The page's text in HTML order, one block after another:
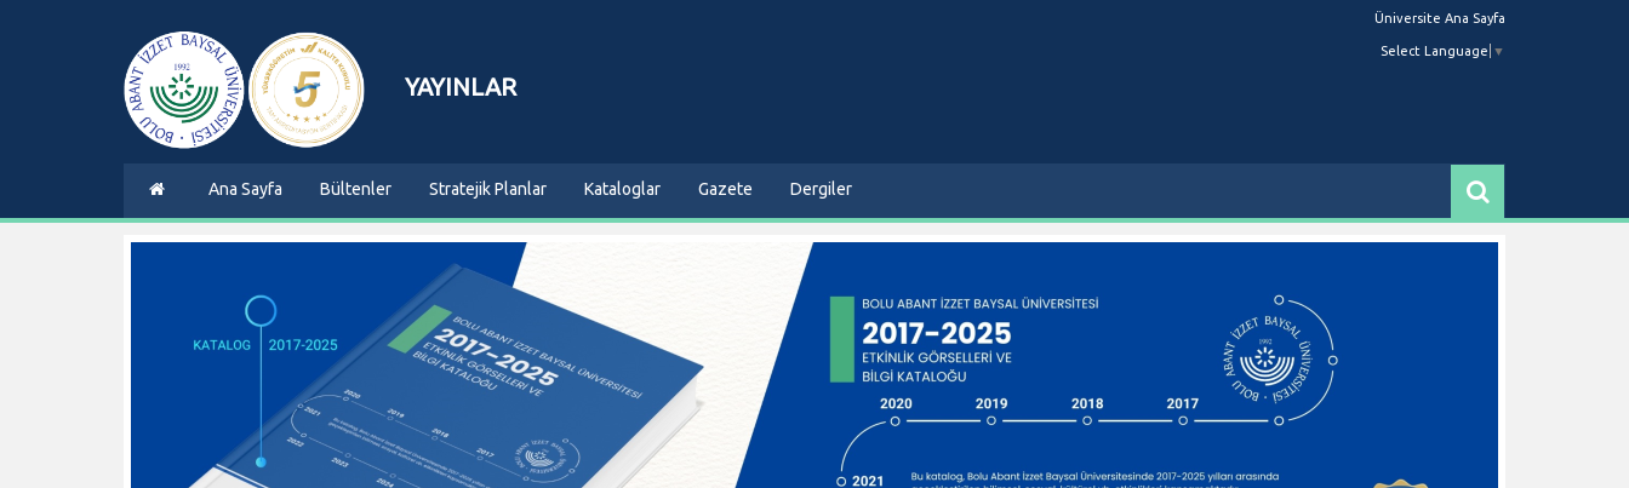
YAYINLAR
Üniversite Ana Sayfa
Select Language ▼
Ana Sayfa Bültenler Stratejik Planlar Kataloglar Gazete Dergiler